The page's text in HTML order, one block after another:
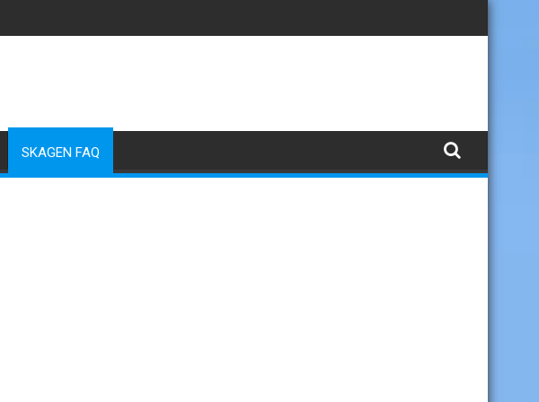
SKAGEN FAQ